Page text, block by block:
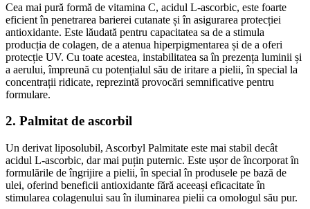
Cea mai pură formă de vitamina C, acidul L-ascorbic, este foarte
eficient în penetrarea barierei cutanate și în asigurarea protecției
antioxidante. Este lăudată pentru capacitatea sa de a stimula
producția de colagen, de a atenua hiperpigmentarea și de a oferi
protecție UV. Cu toate acestea, instabilitatea sa în prezența luminii și
a aerului, împreună cu potențialul său de iritare a pielii, în special la
concentrații ridicate, reprezintă provocări semnificative pentru
formulare.
2. Palmitat de ascorbil
Un derivat liposolubil, Ascorbyl Palmitate este mai stabil decât
acidul L-ascorbic, dar mai puțin puternic. Este ușor de încorporat în
formulările de îngrijire a pielii, în special în produsele pe bază de
ulei, oferind beneficii antioxidante fără aceeași eficacitate în
stimularea colagenului sau în iluminarea pielii ca omologul său pur.